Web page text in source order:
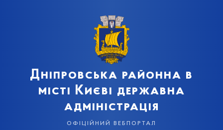
Дніпровська районна в
місті Києві державна
адміністрація
офіційний вебпортал